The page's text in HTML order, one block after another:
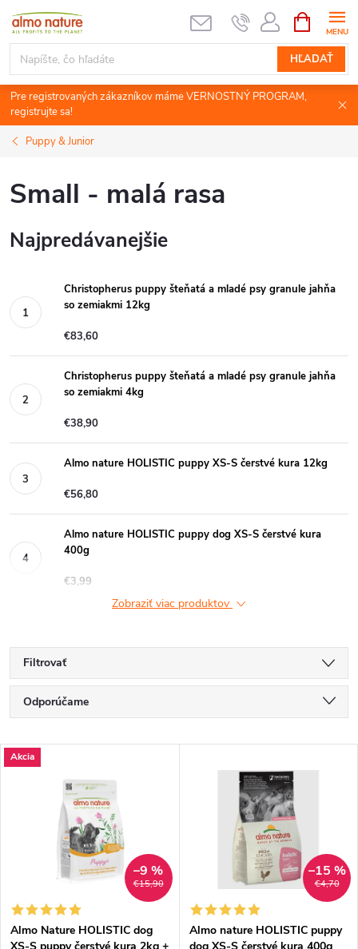
Prejsť
obsah
HĽADAŤ
KOŠÍK
Pre registrovaných zákazníkov máme VERNOSTNÝ PROGRAM,
registrujte sa!
Puppy & Junior
Small - malá rasa
Najpredávanejšie
Christopherus puppy šteňatá a mladé psy granule jahňa
so zemiakmi 12kg
€83,60
Christopherus puppy šteňatá a mladé psy granule jahňa
so zemiakmi 4kg
€38,90
Almo nature HOLISTIC puppy XS-S čerstvé kura 12kg
€56,80
Almo nature HOLISTIC puppy dog XS-S čerstvé kura
400g
€3,99
Zobraziť viac produktov
Filtrovať
R
a
i
Odporúčame
Najdrahšie
Najpredávanejšie
Abecedne
V
s
Akcia
€15,90
–9 %
Almo Nature HOLISTIC dog
€4,70
–15 %
Almo nature HOLISTIC puppy